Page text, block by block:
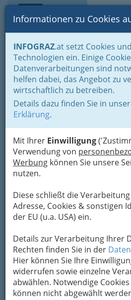
Suche
Informationen zu Cookies
INFOGRAZ.at setzt Cookies
Technologien ein. Einige
Datenverarbeitungen sind
helfen dabei, das Angebot zu
wirtschaftlich zu betreiben.
Details dazu finden Sie in
Erklärung.
Mit Ihrer Einwilligung
Verwendung von
Werbung können Sie unsere
nutzen.
Diese schließt die
Adresse, Cookies & sonstigen
der EU (u.a. USA) ein.
Details zur Verarbeitung Ihrer
Rechten finden Sie in der
Hier können Sie Ihre
widerrufen sowie einzelne
abwählen. Notwendige
können nicht abgewählt
Home Lifestyle
Gleichklang für
Entspannung
Qigong bzw. Chigong
Dr. Xiaoqiu LI -
Bewegung
Landweg 19, 8046 Graz-
+43 316 698 888
+43 664 2526 600
„Leben
und
Energie.